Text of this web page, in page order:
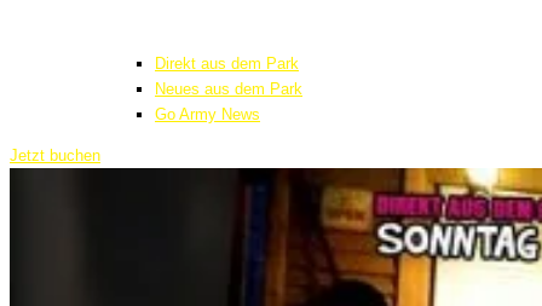
Direkt aus dem Park
Neues aus dem Park
Go Army News
Jetzt buchen